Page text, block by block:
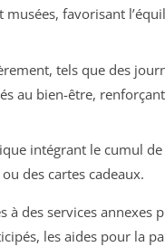
favorisant
tels que des
au bien-être,
intégrant le cumul
des cartes cadeaux.
à des services annexes
les aides pour la